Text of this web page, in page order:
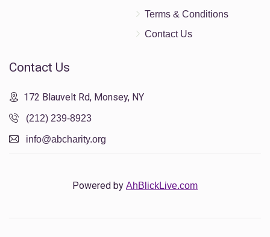
Terms & Conditions
Contact Us
Contact Us
172 Blauvelt Rd, Monsey, NY
(212) 239-8923
info@abcharity.org
Powered by AhBlickLive.com